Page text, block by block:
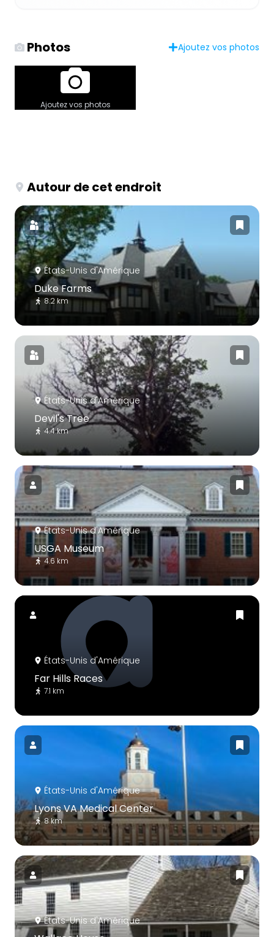
Photos Ajoutez vos photos
Ajoutez vos photos
Autour de cet endroit
États-Unis d'Amérique
Duke Farms
8.2 km
États-Unis d'Amérique
Devil's Tree
4.4 km
États-Unis d'Amérique
USGA Museum
4.6 km
États-Unis d'Amérique
Far Hills Races
7.1 km
États-Unis d'Amérique
Lyons VA Medical Center
8 km
États-Unis d'Amérique